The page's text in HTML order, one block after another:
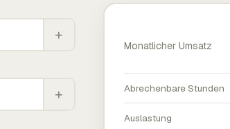
+
+
Monatlicher Umsatz
Abrechenbare Stunden
Auslastung